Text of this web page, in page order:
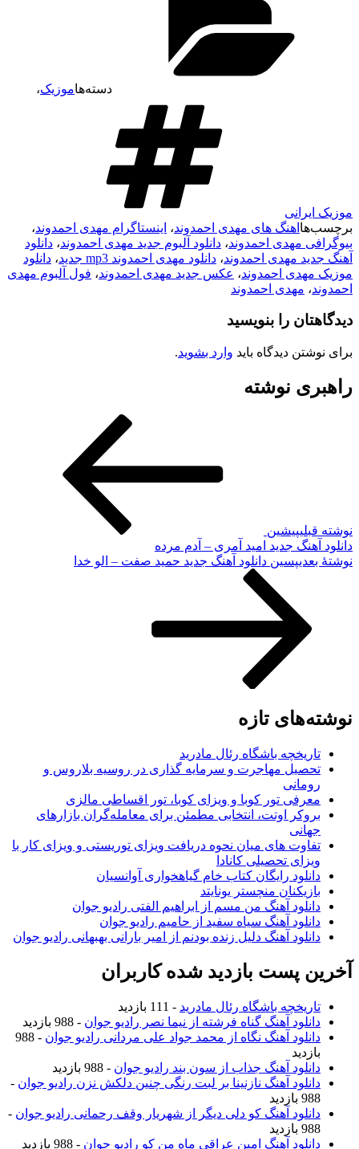
دسته‌هاموزیک،
موزیک ایرانی
برچسب‌ها اهنگ های مهدی احمدوند، اینستاگرام مهدی احمدوند،
بیوگرافی مهدی احمدوند، دانلود آلبوم جدید مهدی احمدوند، دانلود
آهنگ جدید مهدی احمدوند، دانلود مهدی احمدوند mp3 جدید ، دانلود
موزیک مهدی احمدوند، عکس جدید مهدی احمدوند، فول آلبوم مهدی
احمدوند، مهدی احمدوند
دیدگاهتان را بنویسید
برای نوشتن دیدگاه باید وارد بشوید.
راهبری نوشته
نوشته قبلیپیشین
دانلود آهنگ جدید امید آمری – آدم مرده
نوشته‌ٔ بعدیپسین دانلود آهنگ جدید حمید صفت – الو خدا
نوشته‌های تازه
تاریخچه باشگاه رئال مادرید
تحصیل مهاجرت و سرمایه گذاری در روسیه بلاروس و
رومانی
معرفی تور کوبا و ویزای کوبا، تور اقساطی مالزی
بروکر اوتت، انتخابی مطمئن برای معامله‌گران بازارهای
جهانی
تفاوت های میان نحوه دریافت ویزای توریستی و ویزای کار با
ویزای تحصیلی کانادا
دانلود رایگان کتاب خام گیاهخواری آوانسیان
بازیکنان منچستر یونایتد
دانلود آهنگ من مسم از ابراهیم الفتی رادیو جوان
دانلود آهنگ سیاه سفید از حامیم رادیو جوان
دانلود آهنگ دلیل زنده بودنم از امیر بارانی بهبهانی رادیو جوان
آخرین پست بازدید شده کاربران
تاریخچه باشگاه رئال مادرید - 111 بازدید
دانلود آهنگ گناه فرشته از نیما نصر رادیو جوان - 988 بازدید
دانلود آهنگ نگاه از محمد جواد علی مردانی رادیو جوان
- 988
بازدید
دانلود آهنگ جذاب از سون بند رادیو جوان - 988 بازدید
دانلود آهنگ نازنینا بر لبت رنگی چنین دلکش نزن رادیو جوان -
988 بازدید
دانلود آهنگ کو دلی دیگر از شهریار وقف رحمانی رادیو جوان -
988 بازدید
دانلود آهنگ امین عراقی ماه من کو رادیو جوان - 988 بازدید